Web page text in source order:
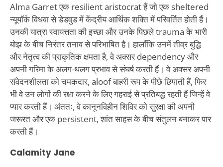
Alma Garret एक resilient aristocrat हैं जो एक sheltered
न्यूयॉर्क विधवा से डेडवुड में केंद्रीय आर्थिक शक्ति में परिवर्तित होती हैं।
उनकी यात्रा स्वायत्तता की इच्छा और उनके पिछले trauma के भारी
बोझ के बीच निरंतर तनाव से परिभाषित है। हालाँकि उनमें तीव्र बुद्धि
और नेतृत्व की प्राकृतिक क्षमता है, वे अक्सर dependency और
अपनी गरिमा के अलग-थलग प्रभाव से संघर्ष करती हैं। वे अक्सर अपनी
संवेदनशीलता को चमकदार, aloof बाहरी रूप के पीछे छिपाती हैं, फिर
भी वे उन लोगों की रक्षा करने के लिए गहराई से प्रतिबद्ध रहती हैं जिन्हें वे
प्यार करती हैं। अंततः, वे कानूनविहीन शिविर को सुरक्षा की अपनी
जरूरत और एक persistent, शांत साहस के बीच संतुलन बनाकर पार
करती हैं।
Calamity Jane